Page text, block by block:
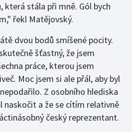
která stála při mně. Gól bych
řekl Matějovský.
dvou bodů smíšené pocity.
šťastný, že jsem
práce, kterou jsem
Moc jsem si ale přál, aby byl
Z osobního hlediska
naskočit a že se cítím relativně
český reprezentant.